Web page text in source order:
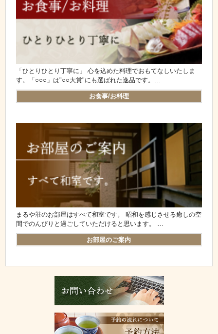
「ひとりひとり丁寧に」 心を込めた料理でおもてなしいたしま
す。「○○○」は"○○大賞"にも選ばれた逸品です。…
お食事/お料理
まるや荘のお部屋はすべて和室です。 昭和を感じさせる癒しの空
間でのんびりと過ごしていただけると思います。 …
お部屋のご案内